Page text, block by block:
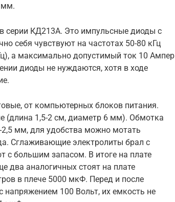
мм.
серии КД213А. Это импульсные диоды с
себя чувствуют на частотах 50-80 кГц
а максимально допустимый ток 10 Ампер
диоды не нуждаются, хотя в ходе
от компьютерных блоков питания.
(длина 1,5-2 см, диаметр 6 мм). Обмотка
мм, для удобства можно мотать
Сглаживающие электролиты брал с
с большим запасом. В итоге на плате
два аналогичных стоят на плате
в плече 5000 мкФ. Перед и после
напряжением 100 Вольт, их емкость не